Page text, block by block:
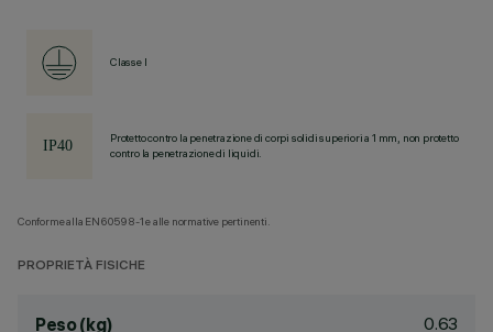
Classe I
Protetto contro la penetrazione di corpi solidi superiori a 1 mm, non protetto
contro la penetrazione di liquidi.
Conforme alla EN60598-1 e alle normative pertinenti.
PROPRIETÀ FISICHE
Peso (kg) 0.63